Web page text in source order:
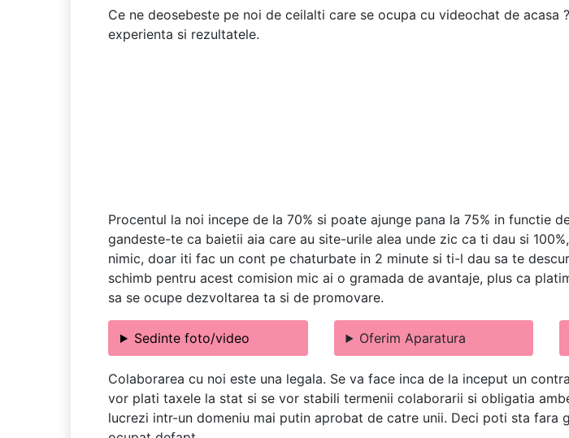
Ce ne deosebeste pe noi de ceilalti care se ocupa cu videochat de
experienta si rezultatele.
Procentul la noi incepe de la 70% si poate ajunge pana la 75% in functie
gandeste-te ca baietii aia care au site-urile alea unde zic ca ti dau si
nimic, doar iti fac un cont pe chaturbate in 2 minute si ti-l dau sa te
schimb pentru acest comision mic ai o gramada de avantaje, plus ca
sa se ocupe dezvoltarea ta si de promovare.
Sedinte foto/video Oferim Aparatura
Colaborarea cu noi este una legala. Se va face inca de la inceput un
vor plati taxele la stat si se vor stabili termenii colaborarii si obligatia
lucrezi intr-un domeniu mai putin aprobat de catre unii. Deci poti sta